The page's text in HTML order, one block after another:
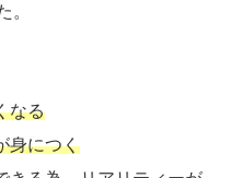
。
なる
身につく